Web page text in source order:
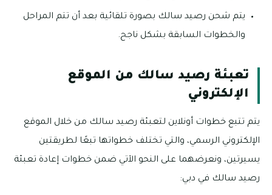
يتم شحن رصيد سالك بصورة تلقائية بعد أن تتم المراحل
والخطوات السابقة بشكل ناجح.
تعبئة رصيد سالك من الموقع
الإلكتروني
يتم تتبع خطوات أونلاين لتعبئة رصيد سالك من خلال الموقع
الإلكتروني الرسمي، والتي تختلف خطواتها تبعًا لطريقتين
يسيرتين، ونعرضهما على النحو الآتي ضمن خطوات إعادة تعبئة
رصيد سالك في دبي: